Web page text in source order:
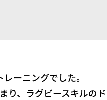
ーニングでした。
り、ラグビースキルの